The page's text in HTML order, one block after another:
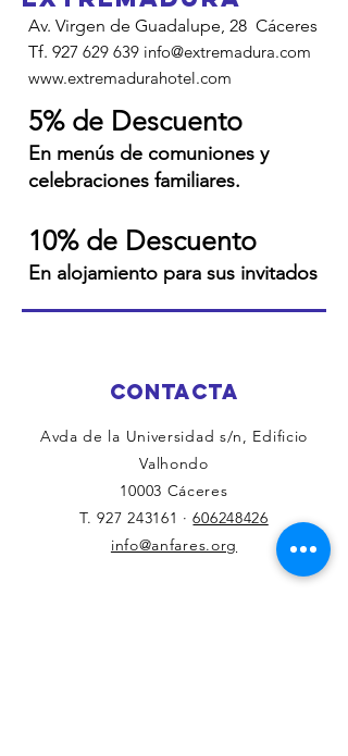
Av. Virgen de Guadalupe, 28 Cáceres
Tf. 927 629 639 info@extremadura.com
www.extremadurahotel.com
5% de Descuento
En menús de comuniones y
celebraciones familiares.
10% de Descuento
En alojamiento para sus invitados
CONTACTA
Avda de la Universidad s/n, Edificio
Valhondo
10003 Cáceres
T.927 243161 ·606248426
info@anfares.org